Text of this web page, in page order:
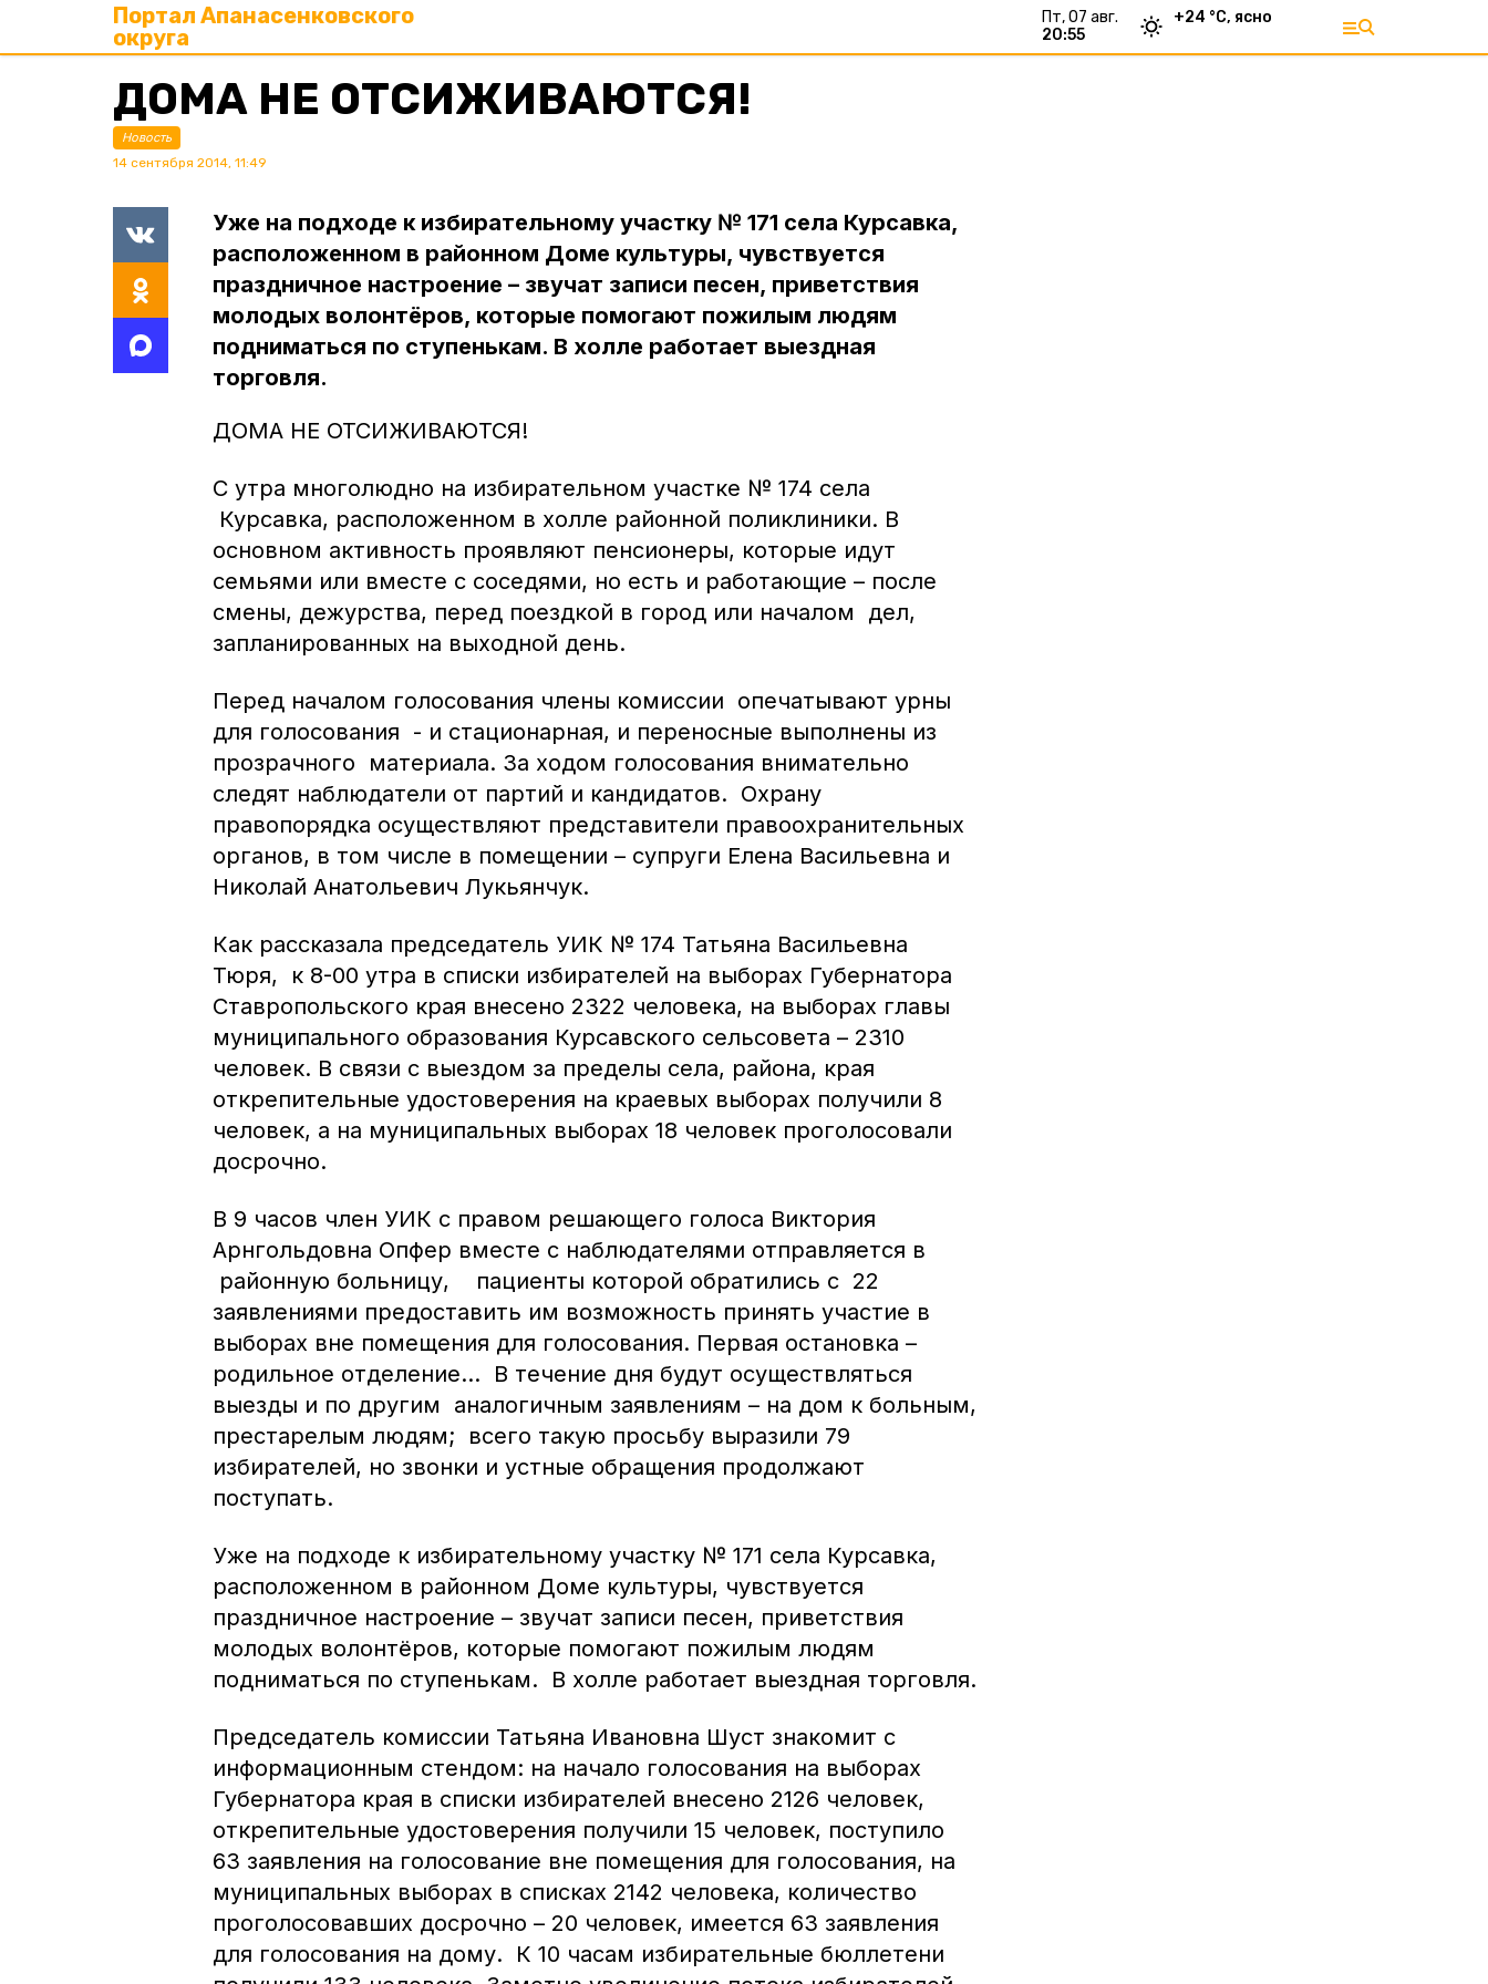
Портал Апанасенковского
округа
пт, 07 авг.
20:55
+24 °С, ясно
ДОМА НЕ ОТСИЖИВАЮТСЯ!
Новость
14 сентября 2014, 11:49
Уже на подходе к избирательному участку № 171 села Курсавка,
расположенном в районном Доме культуры, чувствуется
праздничное настроение – звучат записи песен, приветствия
молодых волонтёров, которые помогают пожилым людям
подниматься по ступенькам. В холле работает выездная
торговля.
ДОМА НЕ ОТСИЖИВАЮТСЯ!
С утра многолюдно на избирательном участке № 174 села
Курсавка, расположенном в холле районной поликлиники. В
основном активность проявляют пенсионеры, которые идут
семьями или вместе с соседями, но есть и работающие – после
смены, дежурства, перед поездкой в город или началом дел,
запланированных на выходной день.
Перед началом голосования члены комиссии опечатывают урны
для голосования - и стационарная, и переносные выполнены из
прозрачного материала. За ходом голосования внимательно
следят наблюдатели от партий и кандидатов. Охрану
правопорядка осуществляют представители правоохранительных
органов, в том числе в помещении – супруги Елена Васильевна и
Николай Анатольевич Лукьянчук.
Как рассказала председатель УИК № 174 Татьяна Васильевна
Тюря, к 8-00 утра в списки избирателей на выборах Губернатора
Ставропольского края внесено 2322 человека, на выборах главы
муниципального образования Курсавского сельсовета – 2310
человек. В связи с выездом за пределы села, района, края
открепительные удостоверения на краевых выборах получили 8
человек, а на муниципальных выборах 18 человек проголосовали
досрочно.
В 9 часов член УИК с правом решающего голоса Виктория
Арнгольдовна Опфер вместе с наблюдателями отправляется в
районную больницу, пациенты которой обратились с 22
заявлениями предоставить им возможность принять участие в
выборах вне помещения для голосования. Первая остановка –
родильное отделение… В течение дня будут осуществляться
выезды и по другим аналогичным заявлениям – на дом к больным,
престарелым людям; всего такую просьбу выразили 79
избирателей, но звонки и устные обращения продолжают
поступать.
Уже на подходе к избирательному участку № 171 села Курсавка,
расположенном в районном Доме культуры, чувствуется
праздничное настроение – звучат записи песен, приветствия
молодых волонтёров, которые помогают пожилым людям
подниматься по ступенькам. В холле работает выездная торговля.
Председатель комиссии Татьяна Ивановна Шуст знакомит с
информационным стендом: на начало голосования на выборах
Губернатора края в списки избирателей внесено 2126 человек,
открепительные удостоверения получили 15 человек, поступило
63 заявления на голосование вне помещения для голосования, на
муниципальных выборах в списках 2142 человека, количество
проголосовавших досрочно – 20 человек, имеется 63 заявления
для голосования на дому. К 10 часам избирательные бюллетени